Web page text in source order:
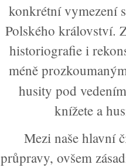
konkrétní vymezení
Polského království.
historiografie i
méně
husity pod
knížete a
Mezi naše hlavní
průpravy, ovšem